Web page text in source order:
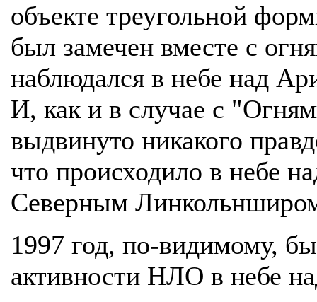
объекте треугольной
был замечен вместе с
наблюдался в небе над
И, как и в случае с
выдвинуто никакого
что происходило в небе
Северным
1997 год, по-видимому,
активности НЛО в небе